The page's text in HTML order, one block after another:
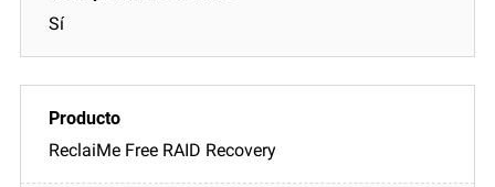
Sí
ReclaiMe Free RAID Recovery